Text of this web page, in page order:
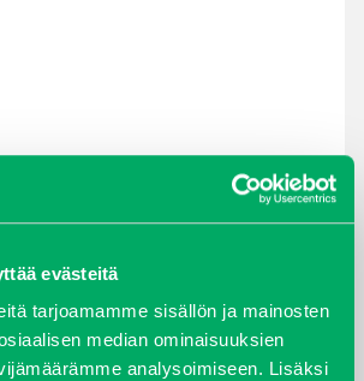
evästeitä
tarjoamamme sisällön ja mainosten
median ominaisuuksien
analysoimiseen. Lisäksi